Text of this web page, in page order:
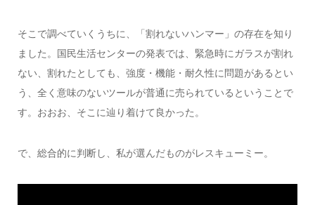
そこで調べていくうちに、「割れないハンマー」の存在を知り
ました。国民生活センターの発表では、緊急時にガラスが割れ
ない、割れたとしても、強度・機能・耐久性に問題があるとい
う、全く意味のないツールが普通に売られているということで
す。おおお、そこに辿り着けて良かった。
で、総合的に判断し、私が選んだものがレスキューミー。